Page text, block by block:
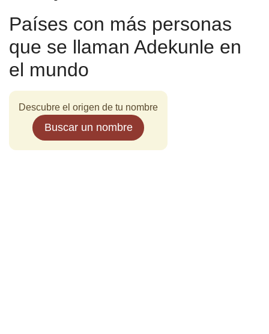
Países con más personas
que se llaman Adekunle en
el mundo
Descubre el origen de tu nombre
Buscar un nombre